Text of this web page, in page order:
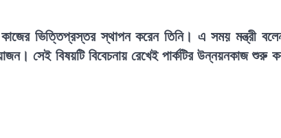
কাজের ভিত্তিপ্রস্তর স্থাপন করেন তিনি। এ সময় মন্ত্রী
সেই বিষয়টি বিবেচনায় রেখেই পার্কটির উন্নয়নকাজ শুরু